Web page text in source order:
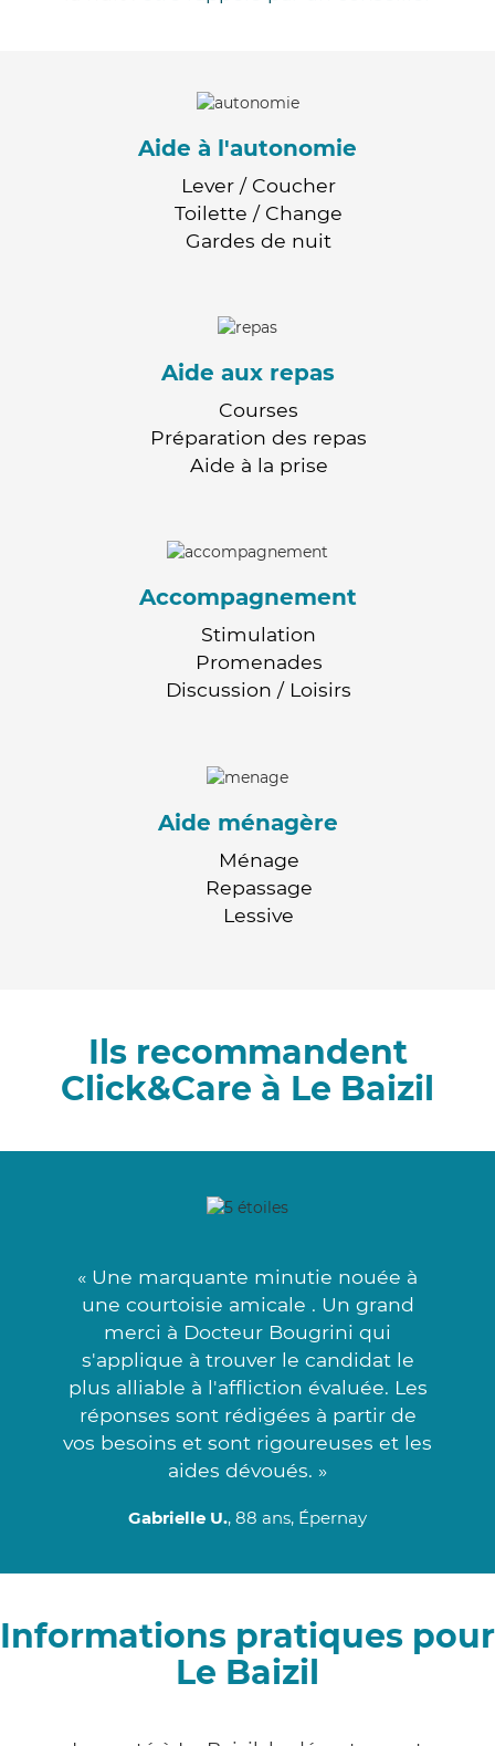
Aide à l'autonomie
Lever / Coucher
Toilette / Change
Gardes de nuit
Aide aux repas
Courses
Préparation des repas
Aide à la prise
Accompagnement
Stimulation
Promenades
Discussion / Loisirs
Aide ménagère
Ménage
Repassage
Lessive
Ils recommandent
Click&Care à Le Baizil
« Une marquante minutie nouée à
une courtoisie amicale . Un grand
merci à Docteur Bougrini qui
s'applique à trouver le candidat le
plus alliable à l'affliction évaluée. Les
réponses sont rédigées à partir de
vos besoins et sont rigoureuses et les
aides dévoués. »
Gabrielle U., 88 ans, Épernay
Informations pratiques pour
Le Baizil